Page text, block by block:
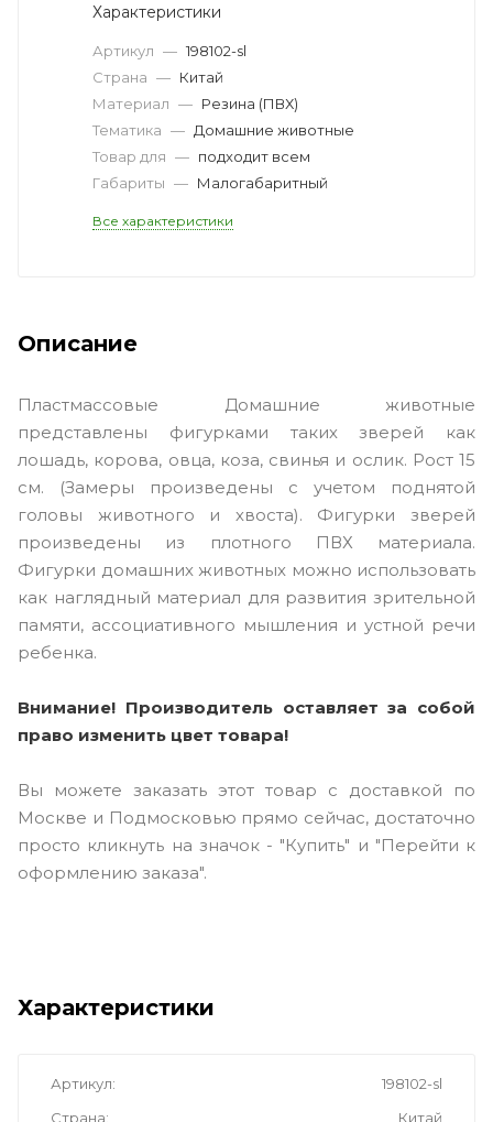
Характеристики
Артикул — 198102-sl
Страна — Китай
Материал — Резина (ПВХ)
Тематика — Домашние животные
Товар для — подходит всем
Габариты — Малогабаритный
Все характеристики
Описание
Пластмассовые Домашние животные
представлены фигурками таких зверей как
лошадь, корова, овца, коза, свинья и ослик. Рост 15
см. (Замеры произведены с учетом поднятой
головы животного и хвоста). Фигурки зверей
произведены из плотного ПВХ материала.
Фигурки домашних животных можно использовать
как наглядный материал для развития зрительной
памяти, ассоциативного мышления и устной речи
ребенка.
Внимание! Производитель оставляет за собой
право изменить цвет товара!
Вы можете заказать этот товар с доставкой по
Москве и Подмосковью прямо сейчас, достаточно
просто кликнуть на значок - "Купить" и "Перейти к
оформлению заказа".
Характеристики
Артикул
198102-sl
Страна
Китай